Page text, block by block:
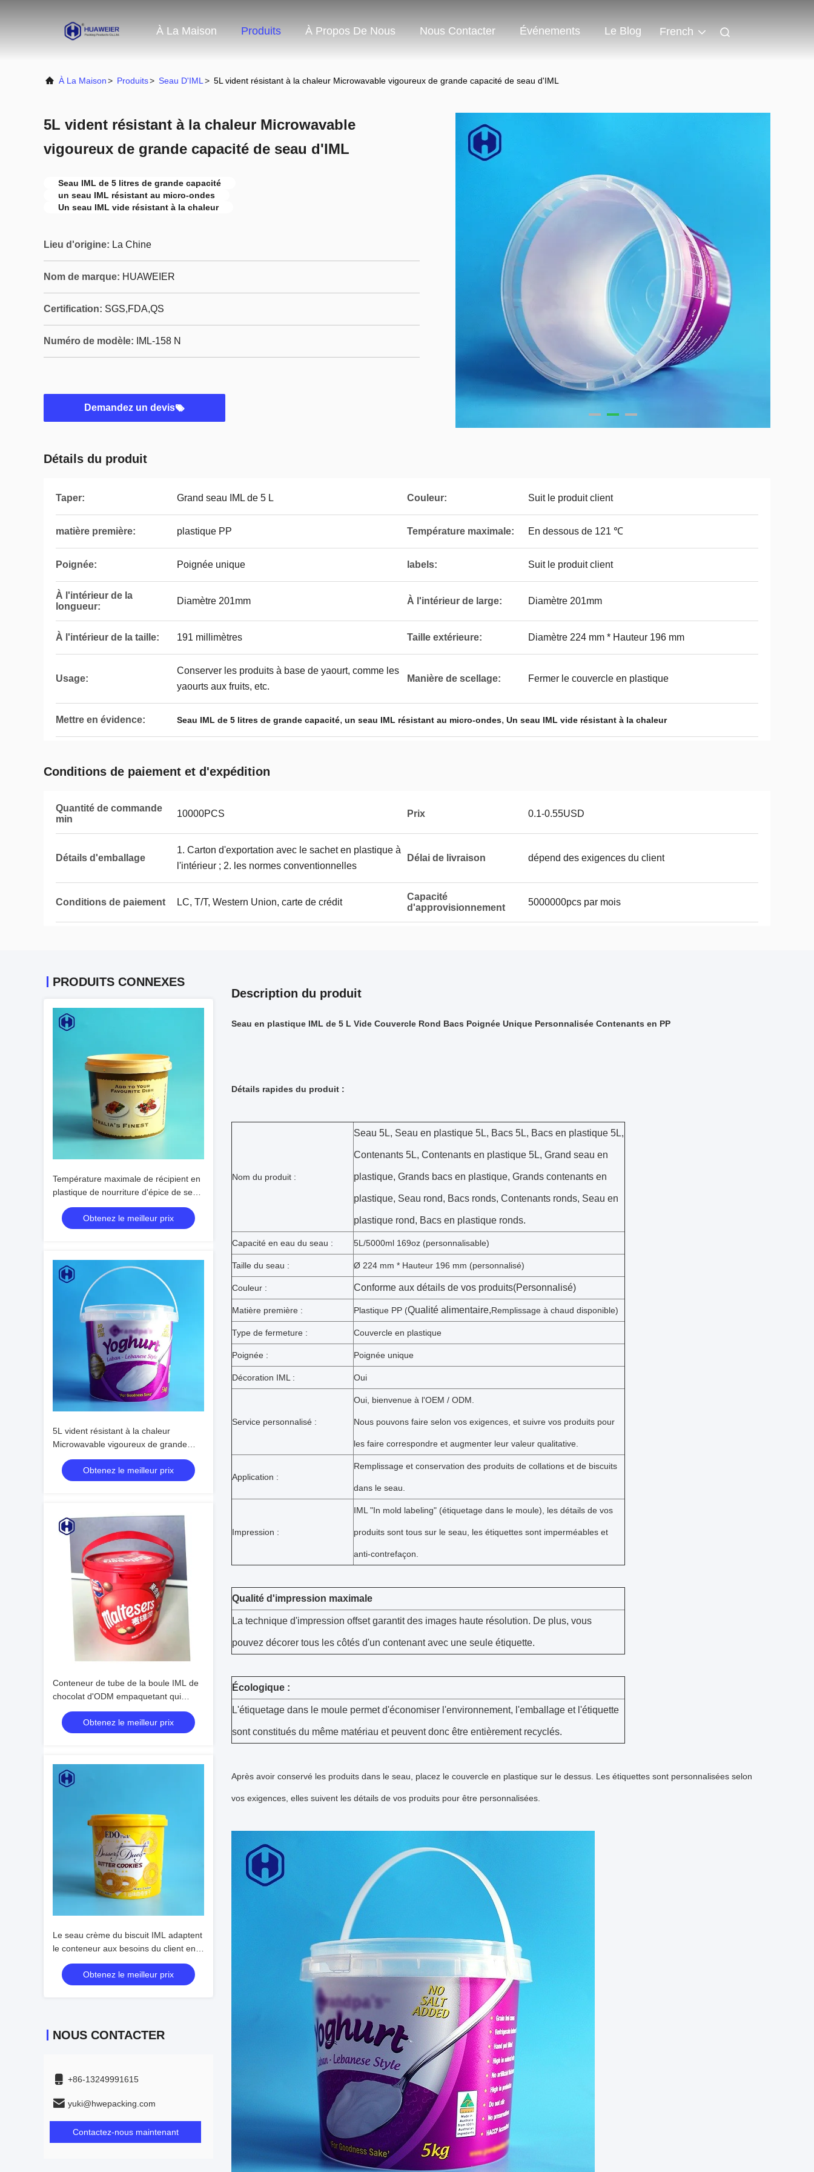
À La Maison Produits À Propos De Nous Nous Contacter Événements Le Blog French
À La Maison> Produits> Seau D'IML > 5L vident résistant à la chaleur Microwavable vigoureux de grande capacité de seau d'IML
5L vident résistant à la chaleur Microwavable
vigoureux de grande capacité de seau d'IML
Seau IML de 5 litres de grande capacité
un seau IML résistant au micro-ondes
Un seau IML vide résistant à la chaleur
Lieu d'origine: La Chine
Nom de marque: HUAWEIER
Certification: SGS,FDA,QS
Numéro de modèle: IML-158 N
Demandez un devis
Détails du produit
Taper: Grand seau IML de 5 L Couleur: Suit le produit client
matière première: plastique PP Température maximale: En dessous de 121 ℃
Poignée: Poignée unique labels: Suit le produit client
À l'intérieur de la
longueur:
Diamètre 201mm À l'intérieur de large: Diamètre 201mm
À l'intérieur de la taille: 191 millimètres Taille extérieure: Diamètre 224 mm * Hauteur 196 mm
Usage:
Conserver les produits à base de yaourt, comme les
yaourts aux fruits, etc.
Manière de scellage: Fermer le couvercle en plastique
Mettre en évidence: Seau IML de 5 litres de grande capacité, un seau IML résistant au micro-ondes, Un seau IML vide résistant à la chaleur
Conditions de paiement et d'expédition
Quantité de commande
min
10000PCS Prix 0.1-0.55USD
Détails d'emballage
1. Carton d'exportation avec le sachet en plastique à
l'intérieur ; 2. les normes conventionnelles
Délai de livraison dépend des exigences du client
Conditions de paiement LC, T/T, Western Union, carte de crédit
Capacité
d'approvisionnement
5000000pcs par mois
PRODUITS CONNEXES
Température maximale de récipient en
plastique de nourriture d'épice de seau
de BBQ IML au-dessous de 120℃
Obtenez le meilleur prix
5L vident résistant à la chaleur
Microwavable vigoureux de grande
capacité de seau d'IML
Obtenez le meilleur prix
Conteneur de tube de la boule IML de
chocolat d'ODM empaquetant qui
respecte l'environnement
MicrowavableObtenez le meilleur prix
Le seau crème du biscuit IML adaptent
le conteneur aux besoins du client en
plastique vide jaune de cylindre
Obtenez le meilleur prix
NOUS CONTACTER
+86-13249991615
yuki@hwepacking.com
Contactez-nous maintenant
Description du produit
Seau en plastique IML de 5 L Vide Couvercle Rond Bacs Poignée Unique Personnalisée Contenants en PP
Détails rapides du produit :
Nom du produit :
Seau 5L, Seau en plastique 5L, Bacs 5L, Bacs en plastique 5L,
Contenants 5L, Contenants en plastique 5L, Grand seau en
plastique, Grands bacs en plastique, Grands contenants en
plastique, Seau rond, Bacs ronds, Contenants ronds, Seau en
plastique rond, Bacs en plastique ronds.
Capacité en eau du seau : 5L/5000ml 169oz (personnalisable)
Taille du seau : Ø 224 mm * Hauteur 196 mm (personnalisé)
Couleur : Conforme aux détails de vos produits(Personnalisé)
Matière première : Plastique PP (Qualité alimentaire,Remplissage à chaud disponible)
Type de fermeture : Couvercle en plastique
Poignée : Poignée unique
Décoration IML : Oui
Service personnalisé :
Oui, bienvenue à l'OEM / ODM.
Nous pouvons faire selon vos exigences, et suivre vos produits pour
les faire correspondre et augmenter leur valeur qualitative.
Application :
Remplissage et conservation des produits de collations et de biscuits
dans le seau.
Impression :
IML "In mold labeling" (étiquetage dans le moule), les détails de vos
produits sont tous sur le seau, les étiquettes sont imperméables et
anti-contrefaçon.
Qualité d'impression maximale
La technique d'impression offset garantit des images haute résolution. De plus, vous
pouvez décorer tous les côtés d'un contenant avec une seule étiquette.
Écologique :
L'étiquetage dans le moule permet d'économiser l'environnement, l'emballage et l'étiquette
sont constitués du même matériau et peuvent donc être entièrement recyclés.
Après avoir conservé les produits dans le seau, placez le couvercle en plastique sur le dessus. Les étiquettes sont personnalisées selon
vos exigences, elles suivent les détails de vos produits pour être personnalisées.